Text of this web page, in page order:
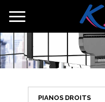
principal
Toggle
PIANOS DROITS